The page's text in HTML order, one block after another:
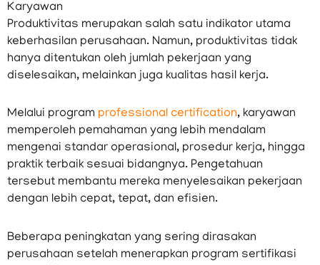
Karyawan
Produktivitas merupakan salah satu indikator utama
keberhasilan perusahaan. Namun, produktivitas tidak
hanya ditentukan oleh jumlah pekerjaan yang
diselesaikan, melainkan juga kualitas hasil kerja.
Melalui program professional certification, karyawan
memperoleh pemahaman yang lebih mendalam
mengenai standar operasional, prosedur kerja, hingga
praktik terbaik sesuai bidangnya. Pengetahuan
tersebut membantu mereka menyelesaikan pekerjaan
dengan lebih cepat, tepat, dan efisien.
Beberapa peningkatan yang sering dirasakan
perusahaan setelah menerapkan program sertifikasi